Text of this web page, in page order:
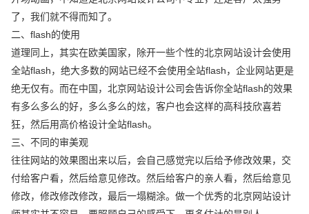
了，我们就不得而知了。
二、flash的使用
道理同上，其实在欧美国家，除开一些个性的北京网站设计会使用
全站flash，绝大多数的网站已经不会使用全站flash，企业网站更是
绝无仅有。而在中国，北京网站设计公司会告诉你全站flash的效果
有多么多么的好，多么多么的炫，客户也会这样的高科技欣喜若
狂，然后用高价格设计全站flash。
三、不同的审美观
往往网站的效果图出来以后，会自己感觉完以后给予修改效果，交
付给客户看，然后给意见修改。然后给客户的亲人看，然后给意见
修改，修改修改修改，最后一塌糊涂。做一个优秀的北京网站设计